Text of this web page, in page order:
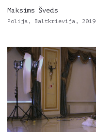
Maksims Šveds
Polija, Baltkrievija, 2019